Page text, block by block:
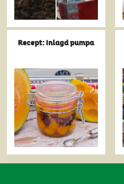
Recept: Inlagd pumpa